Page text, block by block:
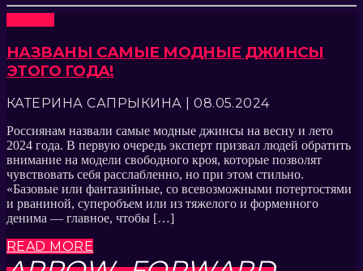
НАЗВАНЫ САМЫЕ МОДНЫЕ ДЖИНСЫ
ЭТОГО ГОДА!
КАТЕРИНА САПРЫКИНА | 08.05.2024
Россиянам назвали самые модные джинсы на весну и лето
2024 года. В первую очередь эксперт призвал людей обратить
внимание на модели свободного кроя, которые позволят
чувствовать себя расслабленно, но при этом стильно.
«Базовые или фантазийные, со всевозможными потертостями
и рваниной, суперобъем или из тяжелого и форменного
денима — главное, чтобы […]
READ MORE